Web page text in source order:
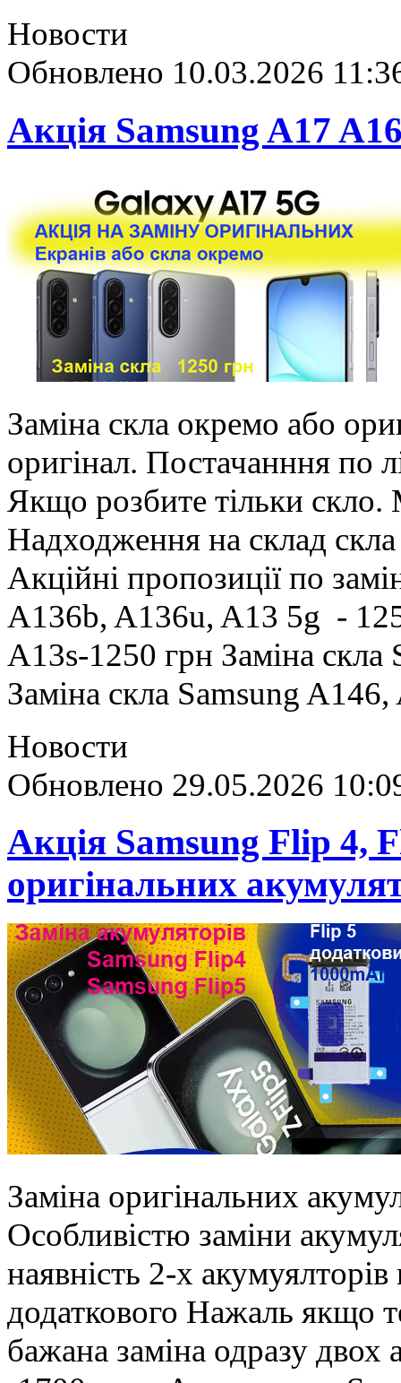
Новости
Обновлено 10.03.2026
Акція Samsung A17
Заміна скла окремо або
оригінал. Постачанння по
Якщо розбите тільки
Надходження на склад
Акційні пропозиції по
A136b, A136u, A13 5g -
A13s-1250 грн Заміна
Заміна скла Samsung
Новости
Обновлено 29.05.2026
Акція Samsung Flip 4,
оригінальних
Заміна оригінальних
Особливістю заміни
наявність 2-х
додаткового Нажаль якщо
бажана заміна одразу